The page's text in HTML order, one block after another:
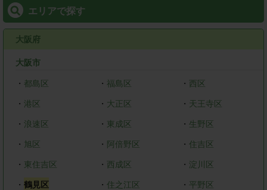
エリアで探す
大阪府
大阪市
・ 都島区 ・ 福島区 ・ 西区
・ 港区 ・ 大正区 ・ 天王寺区
・ 浪速区 ・ 東成区 ・ 生野区
・ 旭区 ・ 阿倍野区 ・ 住吉区
・ 東住吉区 ・ 西成区 ・ 淀川区
・ 鶴見区 ・ 住之江区 ・平野区